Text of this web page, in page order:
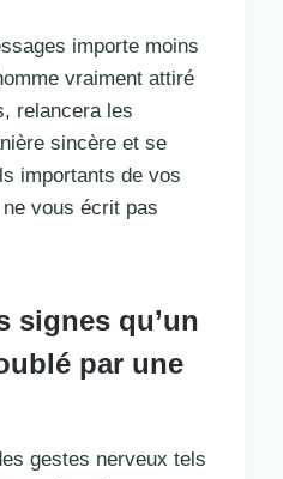
importe moins
vraiment attiré
relancera les
sincère et se
importants de vos
vous écrit pas
signes qu’un
par une
gestes nerveux tels